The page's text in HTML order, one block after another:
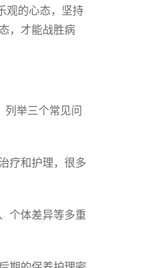
观的心态，坚持
，才能战胜病
举三个常见问
疗和护理，很多
个体差异等多重